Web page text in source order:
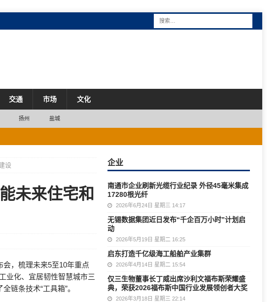
交通 市场 文化
扬州 盐城
设
未来住宅和
，梳理未来5至10年重点
业化、宜居韧性智慧城市三
链条技术“工具箱”。
企业
南通市企业刷新光缆行业纪录 外径45毫米集成
17280根光纤
2026年6月24日 星期三 14:17
无锡数据集团近日发布“千企百万小时”计划启
动
2026年5月19日 星期二 16:25
启东打造千亿级海工船舶产业集群
2026年4月14日 星期二 15:54
仅三生物董事长丁威出席沙利文福布斯荣耀盛
典，荣获2026福布斯中国行业发展领创者大奖
2026年3月18日 星期三 22:14